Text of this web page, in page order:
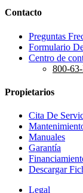
Contacto
Preguntas
Formulario
Centro de
800-
Propietarios
Cita De
Manuales
Garantía
Descargar
Legal